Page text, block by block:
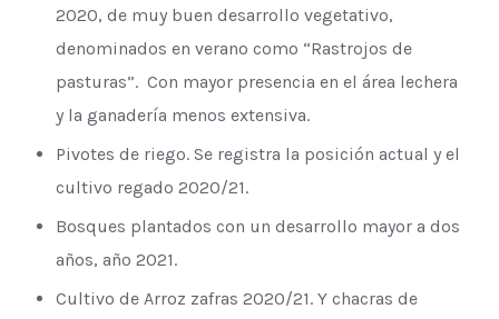
2020, de muy buen desarrollo vegetativo,
denominados en verano como “Rastrojos de
pasturas”. Con mayor presencia en el área lechera
y la ganadería menos extensiva.
Pivotes de riego. Se registra la posición actual y el
cultivo regado 2020/21.
Bosques plantados con un desarrollo mayor a dos
años, año 2021.
Cultivo de Arroz zafras 2020/21. Y chacras de